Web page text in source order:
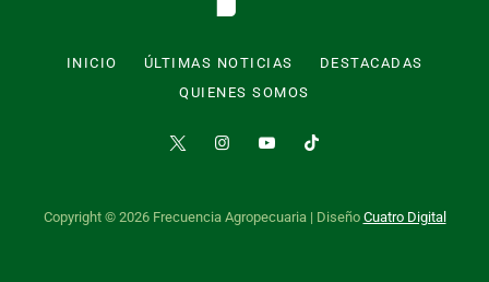
INICIO ÚLTIMAS NOTICIAS
DESTACADAS
QUIENES SOMOS
Copyright © 2026 Frecuencia Agropecuaria | Diseño Cuatro Digital